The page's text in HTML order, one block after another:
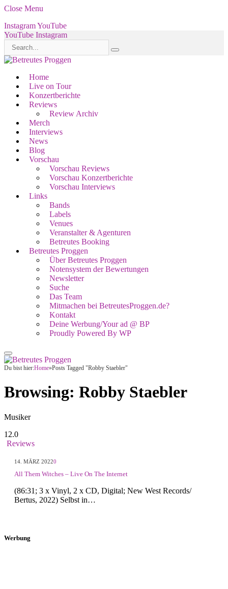
Close Menu
InstagramYouTube
YouTube Instagram
Home
Live on Tour
Konzertberichte
Reviews
Review Archiv
Merch
Interviews
News
Blog
Vorschau
Vorschau Reviews
Vorschau Konzertberichte
Vorschau Interviews
Links
Bands
Labels
Venues
Veranstalter & Agenturen
Betreutes Booking
Betreutes Proggen
Über Betreutes Proggen
Notensystem der Bewertungen
Newsletter
Suche
Das Team
Mitmachen bei BetreutesProggen.de?
Kontakt
Deine Werbung/Your ad @ BP
Proudly Powered By WP
Du bist hier:Home»Posts Tagged "Robby Staebler"
Browsing: Robby Staebler
Musiker
12.0
Reviews
14. MÄRZ 20220
All Them Witches – Live On The Internet
(86:31; 3 x Vinyl, 2 x CD, Digital; New West Records/
Bertus, 2022) Selbst in…
Werbung